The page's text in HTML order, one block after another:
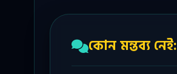
কোন মন্তব্য নেই: